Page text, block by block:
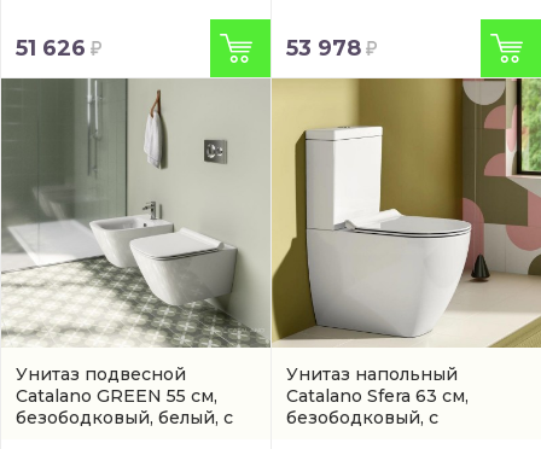
51 626 53 978
Унитаз подвесной
Catalano GREEN 55 см,
безободковый, белый, с
Унитаз напольный
Catalano Sfera 63 см,
безободковый, с